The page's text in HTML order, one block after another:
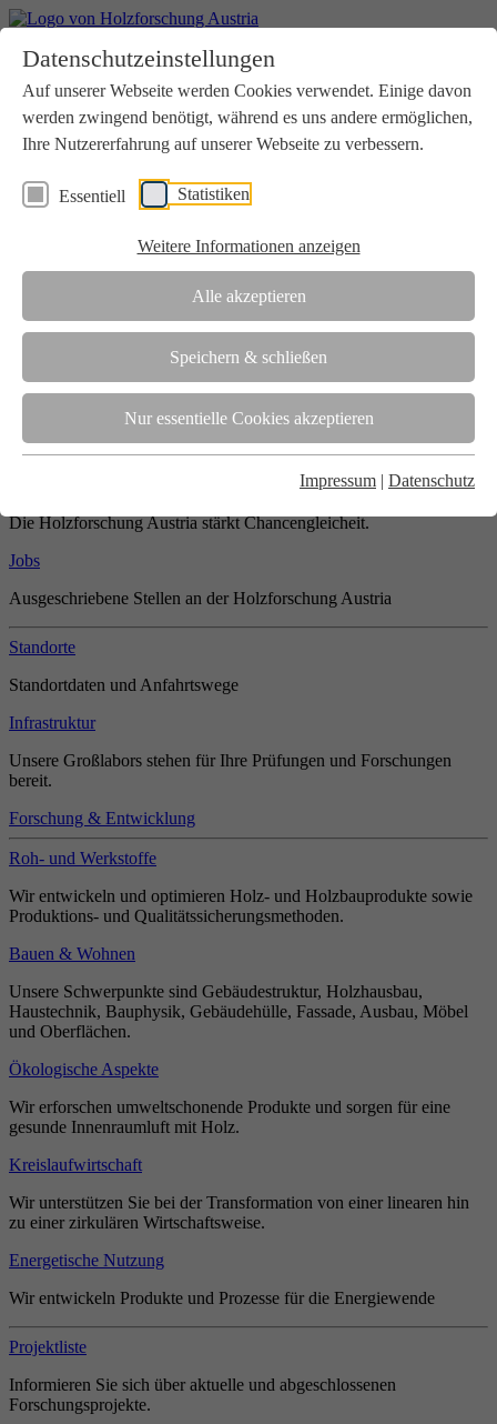
Datenschutzeinstellungen
Auf unserer Webseite werden Cookies verwendet. Einige davon
werden zwingend benötigt, während es uns andere ermöglichen,
Ihre Nutzererfahrung auf unserer Webseite zu verbessern.
Essentiell Statistiken
Weitere Informationen anzeigen
Alle akzeptieren
Speichern & schließen
Nur essentielle Cookies akzeptieren
Impressum | Datenschutz
Aktuelles
Downloads
Kontakt
Login
Verein
Wir unterstützen die Interessen der Holzbranche in enger
Zusammenarbeit mit Wissenschaft und Wirtschaft.
Die Holzforschung Austria ist akkreditierte Prüf-, Inspektions- und
Team
Unsere gesamte Kompetenz ist in unseren Mitarbeiter:innen
gebündelt
Die Holzforschung Austria stärkt Chancengleicheit.
Jobs
Ausgeschriebene Stellen an der Holzforschung Austria
Standorte
Standortdaten und Anfahrtswege
Infrastruktur
Unsere Großlabors stehen für Ihre Prüfungen und Forschungen
bereit.
Forschung & Entwicklung
Roh- und Werkstoffe
Wir entwickeln und optimieren Holz- und Holzbauprodukte sowie
Produktions- und Qualitätssicherungsmethoden.
Bauen & Wohnen
Unsere Schwerpunkte sind Gebäudestruktur, Holzhausbau,
Haustechnik, Bauphysik, Gebäudehülle, Fassade, Ausbau, Möbel
und Oberflächen.
Ökologische Aspekte
Wir erforschen umweltschonende Produkte und sorgen für eine
gesunde Innenraumluft mit Holz.
Kreislaufwirtschaft
Wir unterstützen Sie bei der Transformation von einer linearen hin
zu einer zirkulären Wirtschaftsweise.
Energetische Nutzung
Wir entwickeln Produkte und Prozesse für die Energiewende
Projektliste
Informieren Sie sich über aktuelle und abgeschlossenen
Forschungsprojekte.